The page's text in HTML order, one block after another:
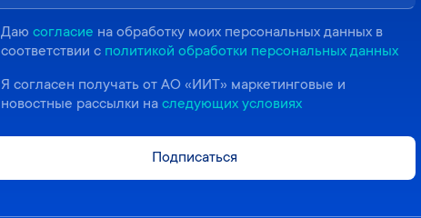
Даю согласие на обработку моих персональных данных в
соответствии с политикой обработки персональных данных
Я согласен получать от АО «ИИТ» маркетинговые и
новостные рассылки на следующих условиях
Подписаться